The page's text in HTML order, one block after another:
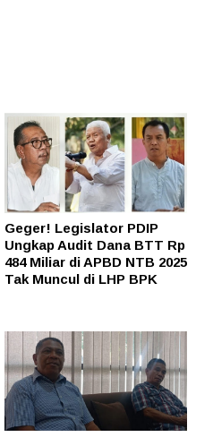
Geger! Legislator PDIP
Ungkap Audit Dana BTT Rp
484 Miliar di APBD NTB 2025
Tak Muncul di LHP BPK